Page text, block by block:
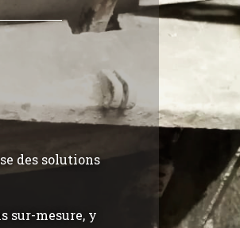
des solutions
sur-mesure, y